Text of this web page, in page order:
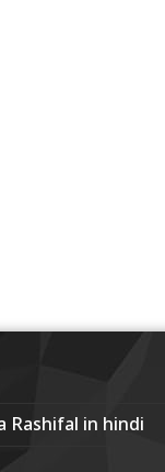
Rashifal in hindi